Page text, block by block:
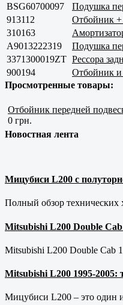
BSG60700097
Подушка
913112
Отбойник +
310163
A9013222319
Подушка
3371300019ZT Рессора
900194
Отбойник и
Просмотренные товары:
Отбойник передней
0 грн.
Новостная лента
Мицубиси L200 с
Полный обзор
Mitsubishi L200 Double
Mitsubishi L200 Double Cab
Mitsubishi L200 1995-2005:
Мицубиси L200 – это один